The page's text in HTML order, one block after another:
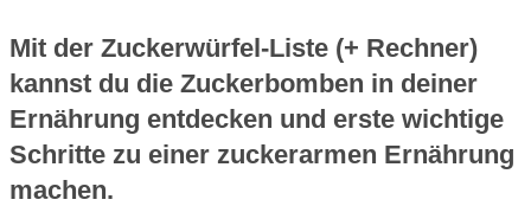
Mit der Zuckerwürfel-Liste (+ Rechner)
kannst du die Zuckerbomben in deiner
Ernährung entdecken und erste wichtige
Schritte zu einer zuckerarmen Ernährung
machen.